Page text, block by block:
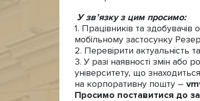
У зв’язку з цим просимо:
1. Працівників та
мобільному застосунку
2. Перевірити актуальність
3. У разі наявності змін або
університету, що
на корпоративну пошту –
Просимо поставитися до